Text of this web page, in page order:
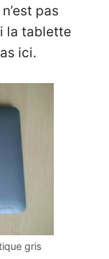
pas
la tablette
ici.
gris